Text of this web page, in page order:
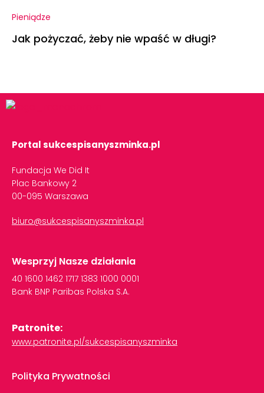
Pieniądze
Jak pożyczać, żeby nie wpaść w długi?
Portal sukcespisanyszminka.pl
Fundacja We Did It
Plac Bankowy 2
00-095 Warszawa
biuro@sukcespisanyszminka.pl
Wesprzyj Nasze działania
40 1600 1462 1717 1383 1000 0001
Bank BNP Paribas Polska S.A.
Patronite:
www.patronite.pl/sukcespisanyszminka
Polityka Prywatności